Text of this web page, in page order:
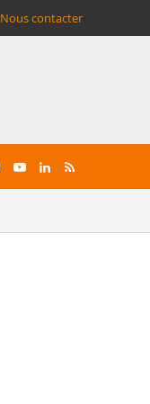
Nous contacter